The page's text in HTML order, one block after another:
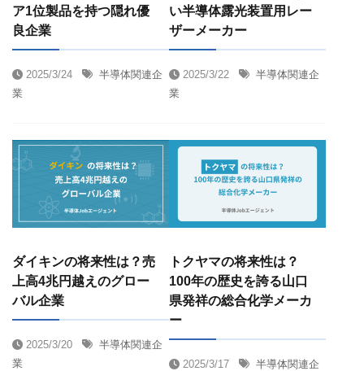
ア1位製品を持つ隠れ優
良企業
2025/3/24
半導体関連企
業
い半導体露光装置用レー
ザーメーカー
2025/3/22
半導体関連企
業
ダイキンの将来性は？売
上高4兆円越えのグロー
バル企業
2025/3/20
半導体関連企
業
トクヤマの将来性は？
100年の歴史を誇る山口
県発祥の総合化学メーカ
ー
2025/3/17
半導体関連企